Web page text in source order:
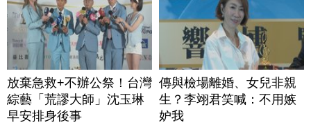
放棄急救+不辦公祭！台灣
綜藝「荒謬大師」沈玉琳
早安排身後事
傳與檢場離婚、女兒非親
生？李翊君笑喊：不用嫉
妒我